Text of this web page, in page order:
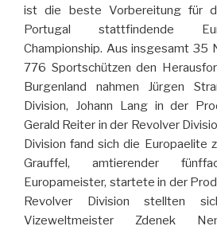
ist die beste Vorbereitung für
Portugal stattfindende
Championship. Aus insgesamt 35
776 Sportschützen den
Burgenland nahmen Jürgen
Division, Johann Lang in der
Gerald Reiter in der Revolver
Division fand sich die Europaelite
Grauffel, amtierender
Europameister, startete in der
Revolver Division stellten
Vizeweltmeister Zdenek